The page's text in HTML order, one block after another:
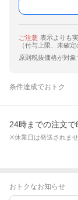
ご注意 表示よりも
（付与上限、未確定
原則税抜価格が対象
条件達成でおトク
24時までの注文
※休業日は発送されませ
おトクなお知らせ